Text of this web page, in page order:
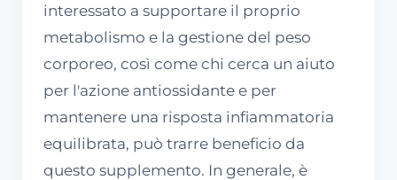
interessato a supportare il proprio
metabolismo e la gestione del peso
corporeo, così come chi cerca un aiuto
per l'azione antiossidante e per
mantenere una risposta infiammatoria
equilibrata, può trarre beneficio da
questo supplemento. In generale, è